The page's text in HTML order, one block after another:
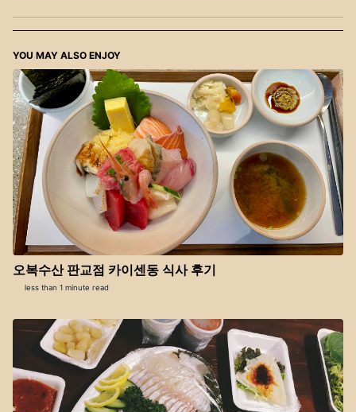
YOU MAY ALSO ENJOY
오복수산 판교점 카이센동 식사 후기
less than 1 minute read